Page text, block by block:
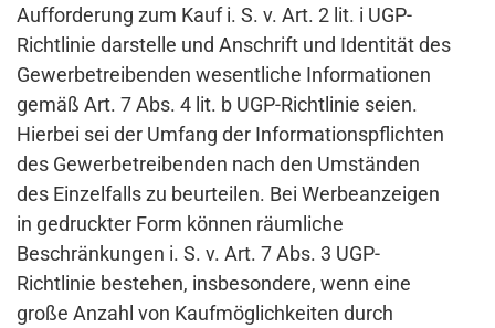
Aufforderung zum Kauf i. S. v. Art. 2 lit. i UGP-
Richtlinie darstelle und Anschrift und Identität des
Gewerbetreibenden wesentliche Informationen
gemäß Art. 7 Abs. 4 lit. b UGP-Richtlinie seien.
Hierbei sei der Umfang der Informationspflichten
des Gewerbetreibenden nach den Umständen
des Einzelfalls zu beurteilen. Bei Werbeanzeigen
in gedruckter Form können räumliche
Beschränkungen i. S. v. Art. 7 Abs. 3 UGP-
Richtlinie bestehen, insbesondere, wenn eine
große Anzahl von Kaufmöglichkeiten durch